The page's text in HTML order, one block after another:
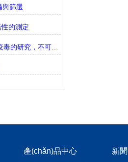
與篩選
的測定
RnDSystems----免疫毒的研究，不可忽視的生物標(biāo)志物
產(chǎn)品中心 新